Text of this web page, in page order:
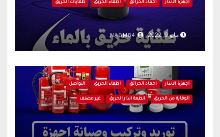
اجهزة الانذار اخماد الحرائق اطفاء الحريق طفايات الحريق
مايو 9, 2022 NAGM84
اجهزة الانذار اخماد الحرائق اطفاء الحريق التواصل
الوقاية من الحريق انظمة انذار الحريق غير مصنف